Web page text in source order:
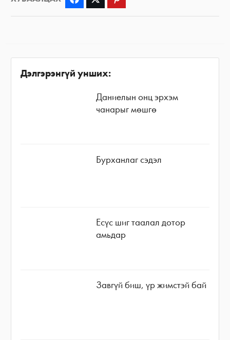
Дэлгэрэнгүй унших:
Даниелын онц эрхэм
чанарыг мөшгө
Бурханлаг сэдэл
Есүс шиг таалал дотор
амьдар
Завгүй биш, үр жимстэй бай